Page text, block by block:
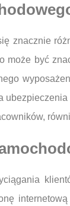
znacznie
być